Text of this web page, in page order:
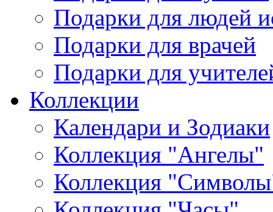
Подарки для людей
Подарки для врачей
Подарки для
Коллекции
Календари и Зодиаки
Коллекция "Ангелы"
Коллекция